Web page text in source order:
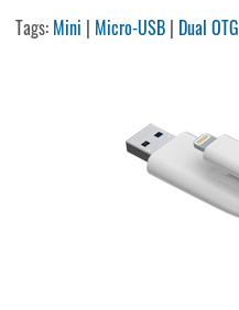
Tags: Mini | Micro-USB | Dual OTG